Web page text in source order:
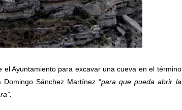
Ayuntamiento para excavar una cueva en el término
Sánchez Martínez “para que pueda abrir la